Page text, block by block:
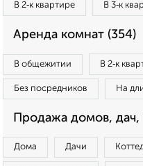
В 2‑к квартире В 3‑к
Аренда комнат (354)
В общежитии В 2‑к
Без посредников На
Продажа домов, дач,
Дома Дачи